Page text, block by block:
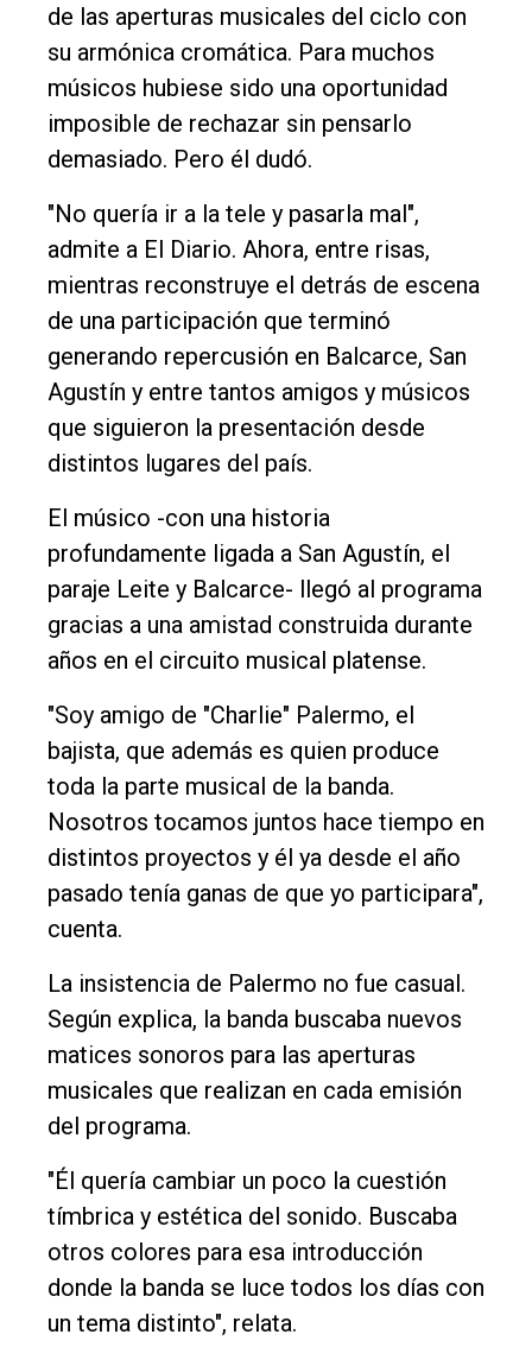
El
único
DIARIO
Balcarce
Inicio
Tendencia
Int.
General
Política
Cultura
Entrevistas
Rural
Deportes
Fúnebres
Empresa
Nosotros
Contacto
de las aperturas musicales del ciclo con
su armónica cromática. Para muchos
músicos hubiese sido una oportunidad
imposible de rechazar sin pensarlo
demasiado. Pero él dudó.
"No quería ir a la tele y pasarla mal",
admite a El Diario. Ahora, entre risas,
mientras reconstruye el detrás de escena
de una participación que terminó
generando repercusión en Balcarce, San
Agustín y entre tantos amigos y músicos
que siguieron la presentación desde
distintos lugares del país.
El músico -con una historia
profundamente ligada a San Agustín, el
paraje Leite y Balcarce- llegó al programa
gracias a una amistad construida durante
años en el circuito musical platense.
"Soy amigo de "Charlie" Palermo, el
bajista, que además es quien produce
toda la parte musical de la banda.
Nosotros tocamos juntos hace tiempo en
distintos proyectos y él ya desde el año
pasado tenía ganas de que yo participara",
cuenta.
La insistencia de Palermo no fue casual.
Según explica, la banda buscaba nuevos
matices sonoros para las aperturas
musicales que realizan en cada emisión
del programa.
"Él quería cambiar un poco la cuestión
tímbrica y estética del sonido. Buscaba
otros colores para esa introducción
donde la banda se luce todos los días con
un tema distinto", relata.